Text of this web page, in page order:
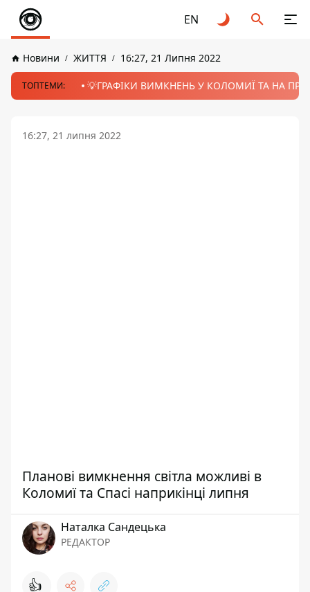
EN
Новини ЖИТТЯ 16:27, 21 Липня 2022
ТОПТЕМИ: 💡ГРАФІКИ ВИМКНЕНЬ У КОЛОМИЇ ТА НА
16:27, 21 липня 2022
Планові вимкнення світла можливі в
Коломиї та Спасі наприкінці липня
Наталка Сандецька
РЕДАКТОР
👍